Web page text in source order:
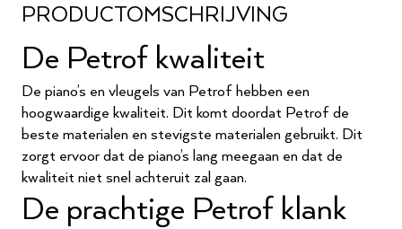
PRODUCTOMSCHRIJVING
De Petrof kwaliteit
De piano’s en vleugels van Petrof hebben een
hoogwaardige kwaliteit. Dit komt doordat Petrof de
beste materialen en stevigste materialen gebruikt. Dit
zorgt ervoor dat de piano’s lang meegaan en dat de
kwaliteit niet snel achteruit zal gaan.
De prachtige Petrof klank